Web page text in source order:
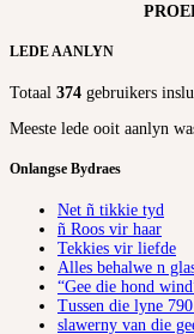
LEDE AANLYN
Totaal 374 gebruikers
Meeste lede ooit aanlyn
Onlangse Bydraes
Net ñ tikkie tyd
ñ Roos vir haar
Tekkies vir liefde
Alles behalwe n
“Gee die hond
Tussen die lyne
slawerny van die